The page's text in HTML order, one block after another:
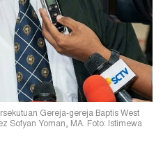
Gereja-gereja Baptis West
Sofyan Yoman, MA. Foto: Istimewa